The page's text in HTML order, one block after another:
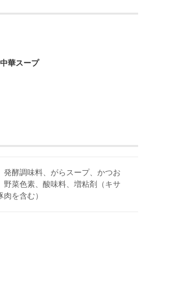
華スープ
発酵調味料、がらスープ、かつお
菜色素、酸味料、増粘剤（キサ
を含む）